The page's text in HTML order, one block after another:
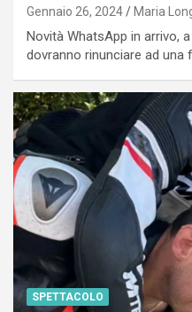
Gennaio 26, 2024 Maria
Novità WhatsApp in arrivo,
dovranno rinunciare ad una
SPETTACOLO